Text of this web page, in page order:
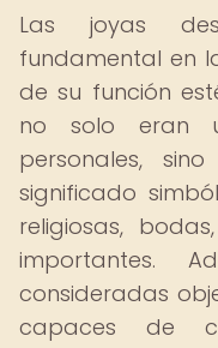
Las joyas
fundamental en
de su función
no solo eran
personales,
significado
religiosas,
importantes.
consideradas
capaces de